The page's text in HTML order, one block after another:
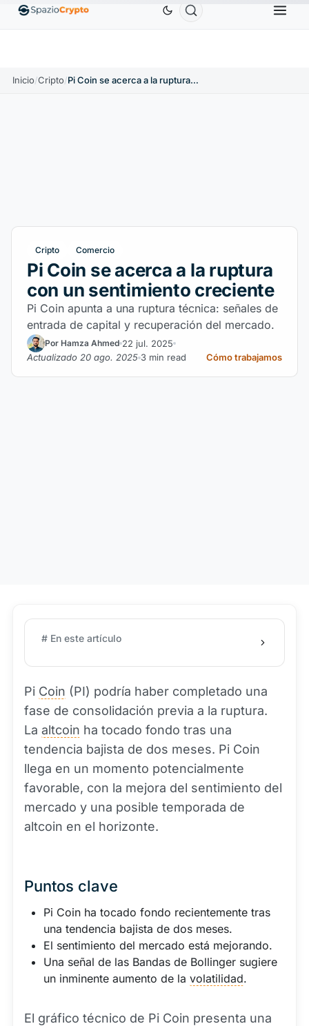
1880,58 US$↑1.90% 0,9991 US$↑0.00% 586,64 US$
Inicio/Cripto/ Pi Coin se acerca a la ruptura con un sentimiento creciente
Cripto Comercio
Pi Coin se acerca a la ruptura
con un sentimiento creciente
Pi Coin apunta a una ruptura técnica: señales de
entrada de capital y recuperación del mercado.
Por Hamza Ahmed 22 jul. 2025
Actualizado 20 ago. 2025 3 min read Cómo trabajamos
# En este artículo
Pi Coin (PI) podría haber completado una
fase de consolidación previa a la ruptura.
La altcoin ha tocado fondo tras una
tendencia bajista de dos meses. Pi Coin
llega en un momento potencialmente
favorable, con la mejora del sentimiento del
mercado y una posible temporada de
altcoin en el horizonte.
Puntos clave
Pi Coin ha tocado fondo recientemente tras
una tendencia bajista de dos meses.
El sentimiento del mercado está mejorando.
Una señal de las Bandas de Bollinger sugiere
un inminente aumento de la volatilidad.
El gráfico técnico de Pi Coin presenta una